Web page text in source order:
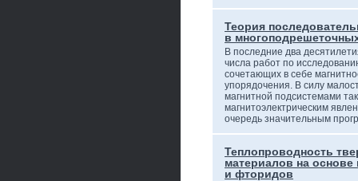
Теория
в
В последние два
числа работ по
сочетающих в себе
упорядочения. В силу
магнитной подсистемами
магнитоэлектрическим
очередь значительным
Теплопроводность
материалов на основе
и фторидов